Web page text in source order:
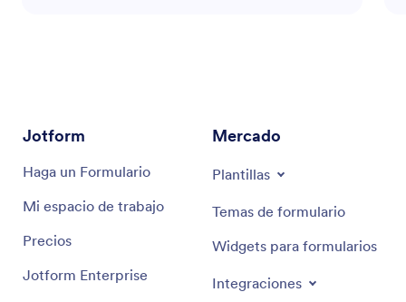
Jotform
Haga un Formulario
Mi espacio de trabajo
Precios
Jotform Enterprise
Mercado
Plantillas
Temas de formulario
Widgets para formularios
Integraciones